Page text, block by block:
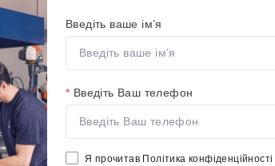
Введіть ваше ім’я
* Введіть Ваш телефон
Я прочитав Політика конфіденційності